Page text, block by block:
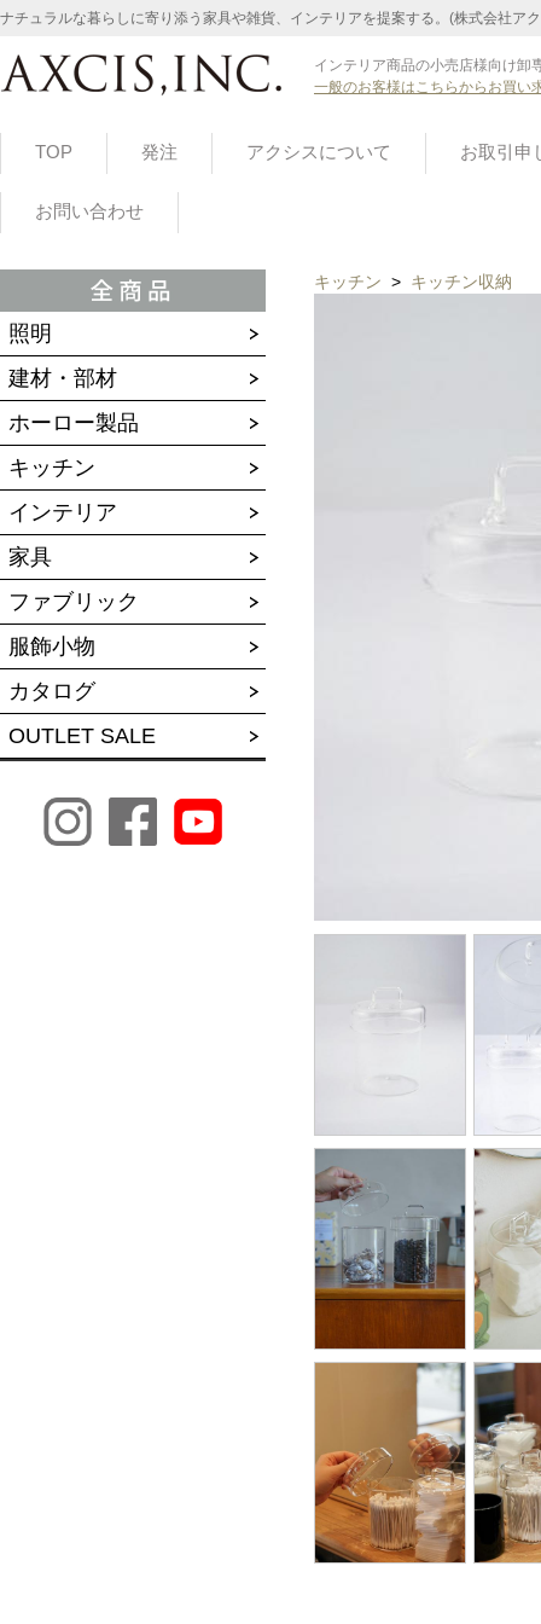
ナチュラルな暮らしに寄り添う家具や雑貨、インテリアを提案する。(株式会社ア
インテリア商品の小売店様向け卸
一般のお客様はこちらからお買い
TOP 発注 アクシスについて お取引申
お問い合わせ
照明
建材・部材
ホーロー製品
キッチン
インテリア
家具
ファブリック
服飾小物
カタログ
OUTLET SALE
キッチン > キッチン収納